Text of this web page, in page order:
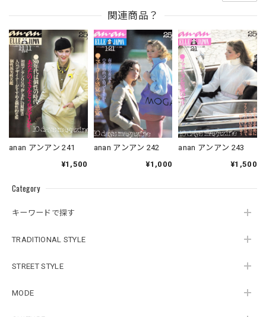
Category
キーワードで探す
TRADITIONAL STYLE
STREET STYLE
MODE
関連商品？
anan アンアン 241
¥1,500
anan アンアン 242
¥1,000
anan アンアン 243
¥1,500